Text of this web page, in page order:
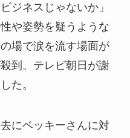
ジネスじゃないか」
や姿勢を疑うような
場で涙を流す場面が
到。テレビ朝日が謝
た。
にベッキーさんに対